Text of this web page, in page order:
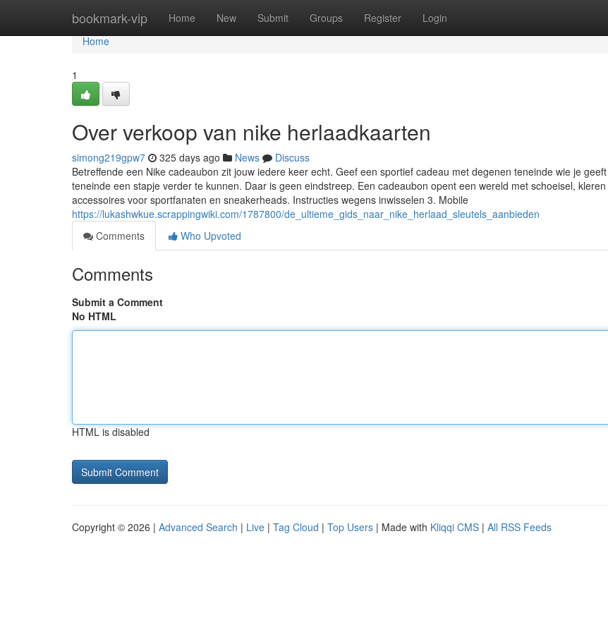
bookmark-vip Home New Submit Groups Register Login
Home
Home
1
Over verkoop van nike herlaadkaarten
simong219gpw7 325 days ago News
Discuss
Betreffende een Nike cadeaubon zit jouw iedere keer echt. Geef een sportief cadeau met degenen teneinde wie je
teneinde een stapje verder te kunnen. Daar is geen eindstreep. Een cadeaubon opent een wereld met schoeisel, kleren
accessoires voor sportfanaten en sneakerheads. Instructies wegens inwisselen 3. Mobile
https://lukashwkue.scrappingwiki.com/1787800/de_ultieme_gids_naar_nike_herlaad_sleutels_aanbieden
Comments
Who Upvoted
Comments
Submit a Comment
No HTML
HTML is disabled
Copyright © 2026 | Advanced Search | Live | Tag Cloud | Top Users | Made with Kliqqi CMS | All RSS Feeds